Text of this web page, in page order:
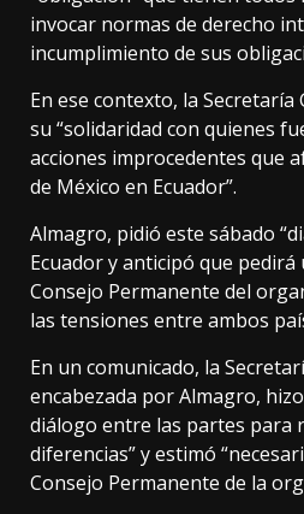
invocar normas de derecho
incumplimiento de sus
En ese contexto, la
su “solidaridad con quienes
acciones improcedentes que
de México en Ecuador”.
Almagro, pidió este sábado
Ecuador y anticipó que
Consejo Permanente del
las tensiones entre ambos
En un comunicado, la
encabezada por Almagro,
diálogo entre las partes para
diferencias” y estimó
Consejo Permanente de la